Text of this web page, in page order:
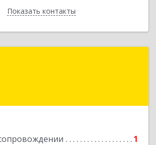
Показать контакты
Назад
1
обл, Кувандыкский р-н,